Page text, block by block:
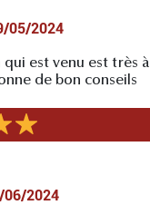
05/2024
qui est venu est très à
de bon conseils
06/2024